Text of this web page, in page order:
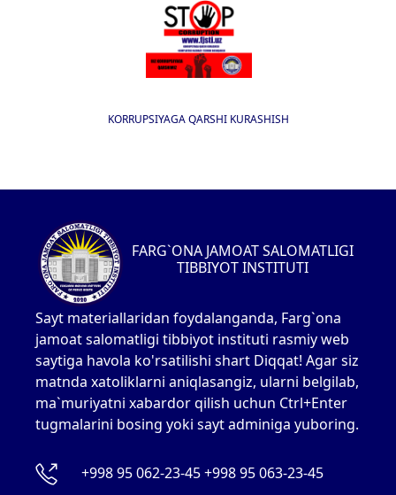
KORRUPSIYAGA QARSHI KURASHISH
FARG`ONA JAMOAT SALOMATLIGI
TIBBIYOT INSTITUTI
Sayt materiallaridan foydalanganda, Farg`ona
jamoat salomatligi tibbiyot instituti rasmiy web
saytiga havola ko'rsatilishi shart Diqqat! Agar siz
matnda xatoliklarni aniqlasangiz, ularni belgilab,
ma`muriyatni xabardor qilish uchun Ctrl+Enter
tugmalarini bosing yoki sayt adminiga yuboring.
+998 95 062-23-45 +998 95 063-23-45